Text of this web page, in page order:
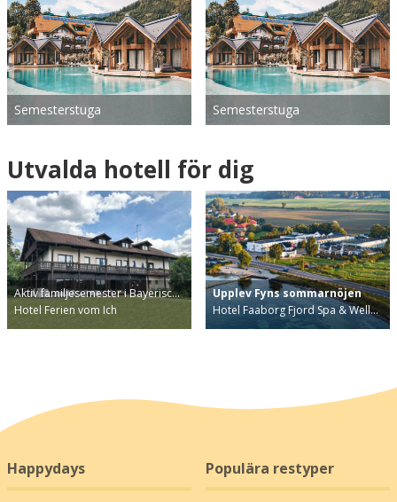
Semesterstuga Semesterstuga
Utvalda hotell för dig
Aktiv familjesemester i Bayerisc…
Hotel Ferien vom Ich
Upplev Fyns sommarnöjen
Hotel Faaborg Fjord Spa & Well…
Happydays Populära restyper